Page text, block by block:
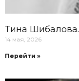
Тина
14 мая, 2026
Перейти »